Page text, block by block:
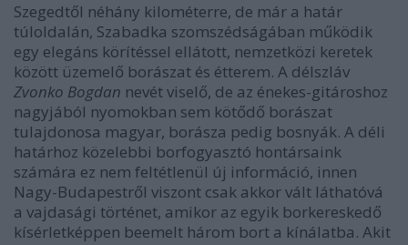
Szegedtől néhány kilométerre, de már a határ
túloldalán, Szabadka szomszédságában működik
egy elegáns körítéssel ellátott, nemzetközi keretek
között üzemelő borászat és étterem. A délszláv
Zvonko Bogdan nevét viselő, de az énekes-gitároshoz
nagyjából nyomokban sem kötődő borászat
tulajdonosa magyar, borásza pedig bosnyák. A déli
határhoz közelebbi borfogyasztó hontársaink
számára ez nem feltétlenül új információ, innen
Nagy-Budapestről viszont csak akkor vált láthatóvá
a vajdasági történet, amikor az egyik borkereskedő
kísérletképpen beemelt három bort a kínálatba. Akit